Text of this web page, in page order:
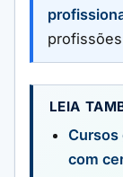
LEIA
com